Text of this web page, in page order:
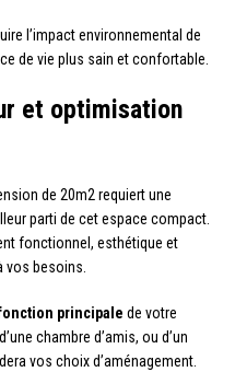
l’impact environnemental de
de vie plus sain et confortable.
et optimisation
de 20m2 requiert une
parti de cet espace compact.
fonctionnel, esthétique et
besoins.
principale de votre
chambre d’amis, ou d’un
vos choix d’aménagement.